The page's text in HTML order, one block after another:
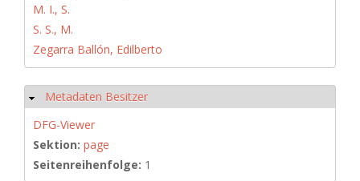
M. I., S.
S. S., M.
Zegarra Ballón, Edilberto
Hide
Metadaten Besitzer
DFG-Viewer
Sektion: page
Seitenreihenfolge: 1